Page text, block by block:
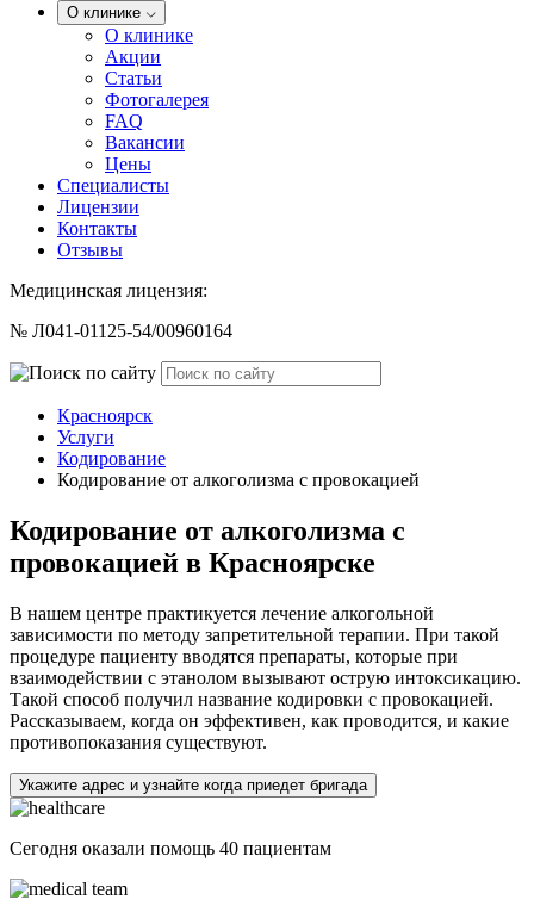
О клинике
О клинике
Акции
Статьи
Фотогалерея
FAQ
Вакансии
Цены
Специалисты
Лицензии
Контакты
Отзывы
Медицинская лицензия:
№ Л041-01125-54/00960164
Красноярск
Услуги
Кодирование
Кодирование от алкоголизма с провокацией
Кодирование от алкоголизма с
провокацией в Красноярске
В нашем центре практикуется лечение алкогольной
зависимости по методу запретительной терапии. При такой
процедуре пациенту вводятся препараты, которые при
взаимодействии с этанолом вызывают острую интоксикацию.
Такой способ получил название кодировки с провокацией.
Рассказываем, когда он эффективен, как проводится, и какие
противопоказания существуют.
Укажите адрес и узнайте когда приедет бригада
Сегодня оказали помощь 40 пациентам